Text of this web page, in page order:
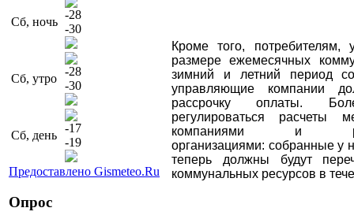
Сб, ночь
-28
-30
Сб, утро
-28
-30
Сб, день
-17
-19
Предоставлено Gismeteo.Ru
Опрос
Кроме того, потребителям,
размере ежемесячных
зимний и летний период
управляющие компании
рассрочку оплаты.
регулироваться расчеты
компаниями и
организациями: собранные у
теперь должны будут
коммунальных ресурсов в